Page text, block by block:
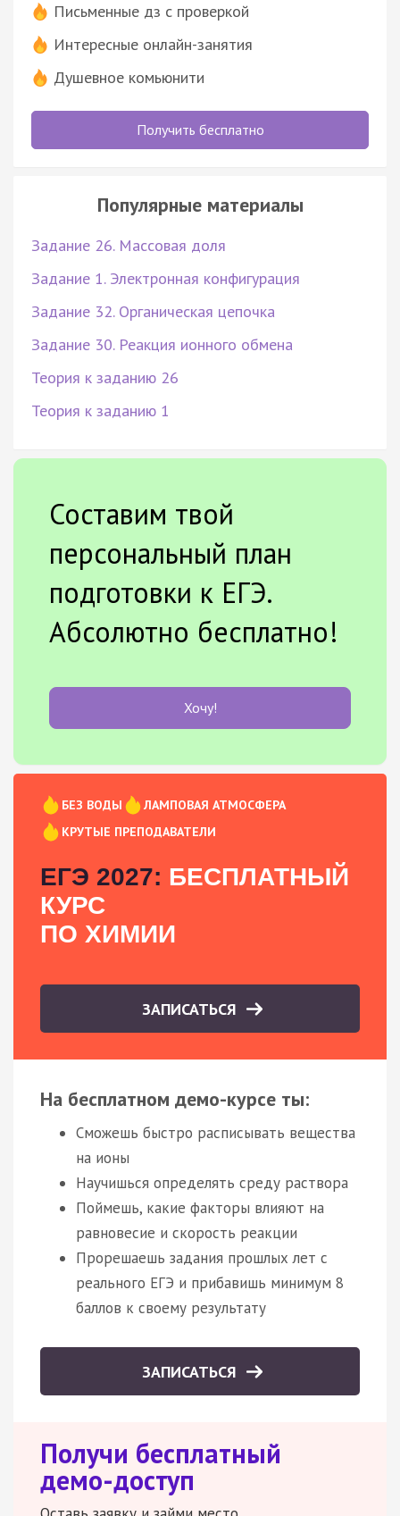
Письменные дз с проверкой
Интересные онлайн-занятия
Душевное комьюнити
Получить бесплатно
Популярные материалы
Задание 26. Массовая доля
Задание 1. Электронная конфигурация
Задание 32. Органическая цепочка
Задание 30. Реакция ионного обмена
Теория к заданию 26
Теория к заданию 1
Составим твой
персональный план
подготовки к ЕГЭ.
Абсолютно бесплатно!
Хочу!
БЕЗ ВОДЫ
ЛАМПОВАЯ АТМОСФЕРА
КРУТЫЕ ПРЕПОДАВАТЕЛИ
ЕГЭ 2027: БЕСПЛАТНЫЙ
КУРС
ПО ХИМИИ
ЗАПИСАТЬСЯ
На бесплатном демо-курсе ты:
Сможешь быстро расписывать вещества
на ионы
Научишься определять среду раствора
Поймешь, какие факторы влияют на
равновесие и скорость реакции
Прорешаешь задания прошлых лет с
реального ЕГЭ и прибавишь минимум 8
баллов к своему результату
ЗАПИСАТЬСЯ
Получи бесплатный
демо-доступ